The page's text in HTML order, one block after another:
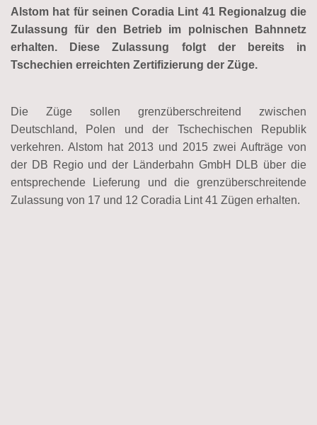
Alstom hat für seinen Coradia Lint 41 Regionalzug die
Zulassung für den Betrieb im polnischen Bahnnetz
erhalten. Diese Zulassung folgt der bereits in
Tschechien erreichten Zertifizierung der Züge.
Die Züge sollen grenzüberschreitend zwischen
Deutschland, Polen und der Tschechischen Republik
verkehren. Alstom hat 2013 und 2015 zwei Aufträge von
der DB Regio und der Länderbahn GmbH DLB über die
entsprechende Lieferung und die grenzüberschreitende
Zulassung von 17 und 12 Coradia Lint 41 Zügen erhalten.